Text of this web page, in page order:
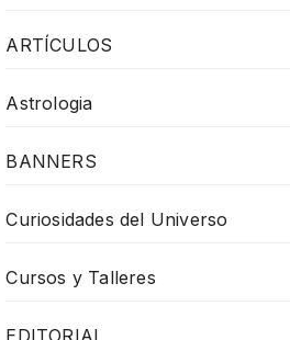
ARTÍCULOS
Astrologia
BANNERS
Curiosidades del Universo
Cursos y Talleres
EDITORIAL